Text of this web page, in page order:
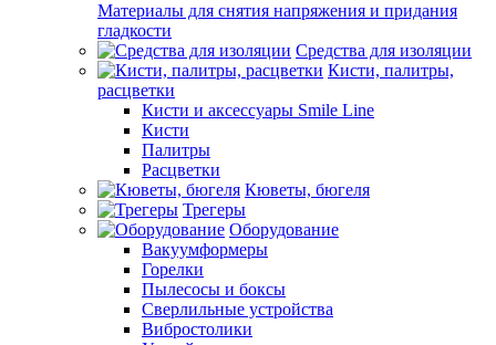
Материалы для снятия напряжения и придания
гладкости
Средства для изоляции
Кисти, палитры,
расцветки
Кисти и аксессуары Smile Line
Кисти
Палитры
Расцветки
Кюветы, бюгеля
Трегеры
Оборудование
Вакуумформеры
Горелки
Пылесосы и боксы
Сверлильные устройства
Вибростолики